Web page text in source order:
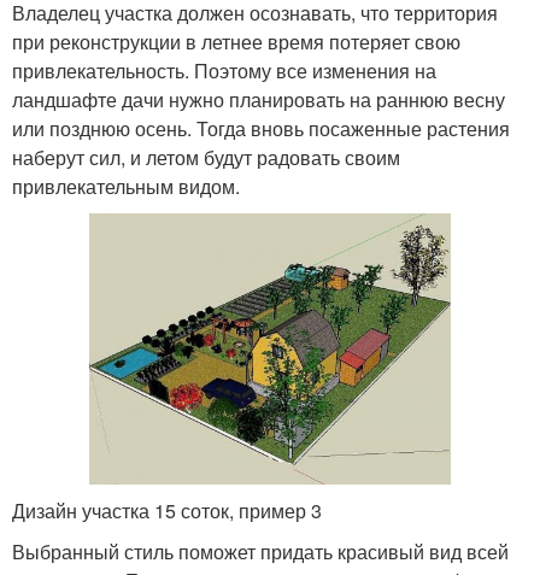
Владелец участка должен осознавать, что территория
при реконструкции в летнее время потеряет свою
привлекательность. Поэтому все изменения на
ландшафте дачи нужно планировать на раннюю весну
или позднюю осень. Тогда вновь посаженные растения
наберут сил, и летом будут радовать своим
привлекательным видом.
Дизайн участка 15 соток, пример 3
Выбранный стиль поможет придать красивый вид всей